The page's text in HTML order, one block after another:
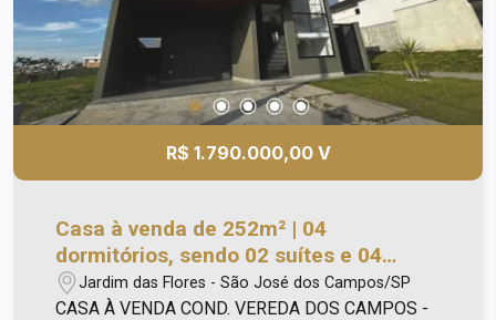
R$ 1.790.000,00 V
Casa à venda de 252m² | 04
dormitórios, sendo 02 suítes e 04
vagas de garagem | Condomínio
Vereda dos Campos - Jardim das
Jardim das Flores - São José dos Campos/SP
CASA À VENDA COND. VEREDA DOS CAMPOS -